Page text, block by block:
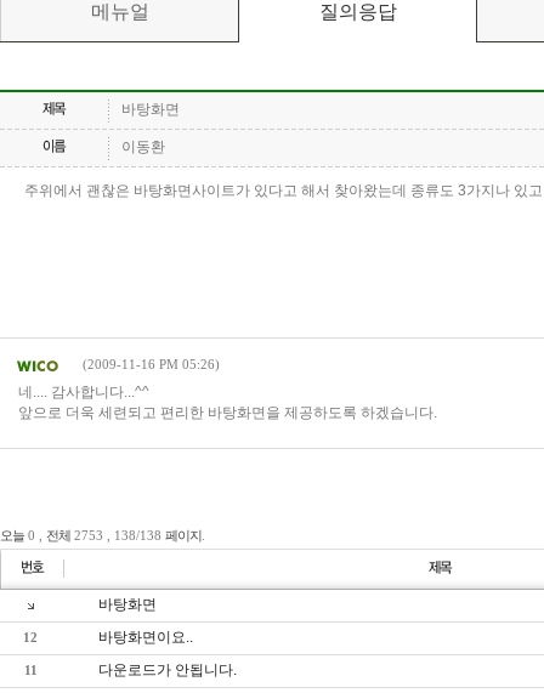
메뉴얼 질의응답
바탕화면
이동환
주위에서 괜찮은 바탕화면사이트가 있다고 해서 찾아왔는데 종류도 3가지나 있
(2009-11-16 PM 05:26)
네.... 감사합니다...^^
앞으로 더욱 세련되고 편리한 바탕화면을 제공하도록 하겠습니다.
오늘 0 , 전체 2753 , 138/138 페이지
바탕화면
12 바탕화면이요..
11 다운로드가 안됩니다.